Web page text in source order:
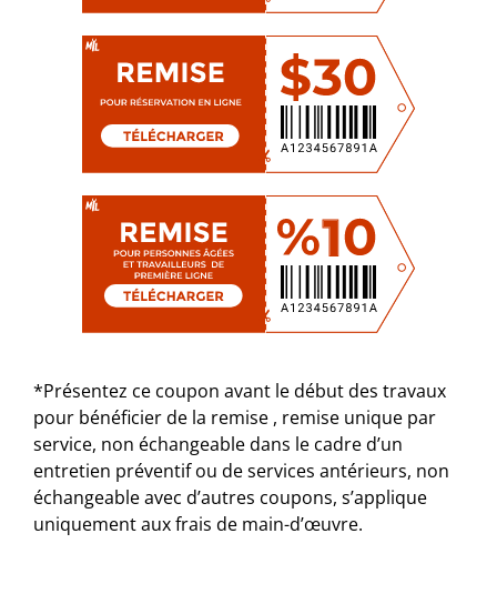
*Présentez ce coupon avant le début des travaux
pour bénéficier de la remise , remise unique par
service, non échangeable dans le cadre d’un
entretien préventif ou de services antérieurs, non
échangeable avec d’autres coupons, s’applique
uniquement aux frais de main-d’œuvre.